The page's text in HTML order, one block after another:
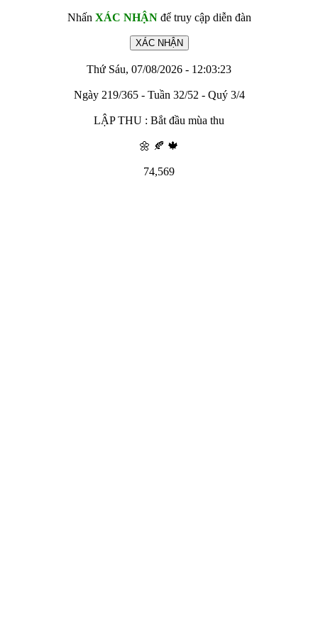
Nhấn XÁC NHẬNđể truy cập diễn đàn
Thứ Sáu, 07/08/2026 - 12:03:23
Ngày 219/365 - Tuần 32/52 - Quý 3/4
LẬP THU : Bắt đầu mùa thu
🌼 🍂 🍁
74,569